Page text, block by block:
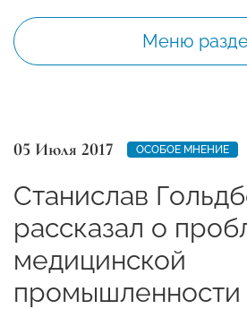
Меню
05 Июля 2017 ОСОБОЕ МНЕНИЕ
Станислав
рассказал о
медицинской
промышленности